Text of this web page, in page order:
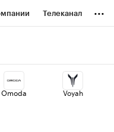
Телеканал ...
Omoda Voyah